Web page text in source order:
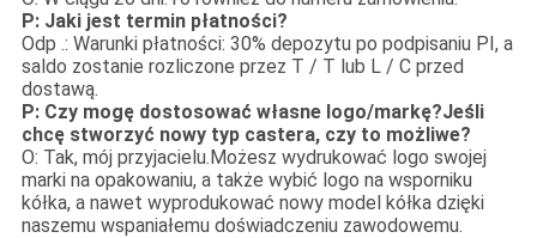
P: Jaki jest termin płatności?
Odp .: Warunki płatności: 30% depozytu po podpisaniu PI, a
saldo zostanie rozliczone przez T / T lub L / C przed
dostawą.
P: Czy mogę dostosować własne logo/markę?Jeśli
chcę stworzyć nowy typ castera, czy to możliwe?
O: Tak, mój przyjacielu.Możesz wydrukować logo swojej
marki na opakowaniu, a także wybić logo na wsporniku
kółka, a nawet wyprodukować nowy model kółka dzięki
naszemu wspaniałemu doświadczeniu zawodowemu.